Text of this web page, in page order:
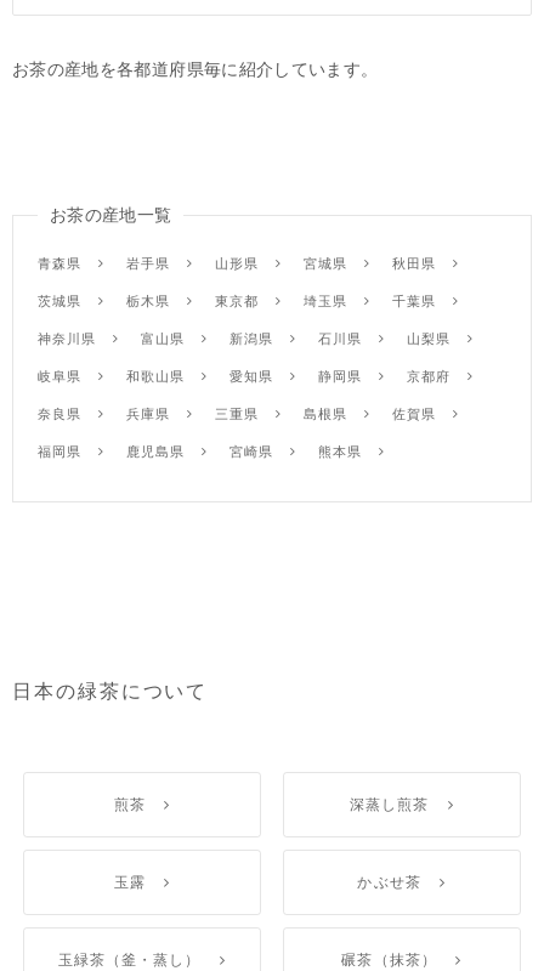
お茶の産地を各都道府県毎に紹介しています。
お茶の産地一覧
青森県 岩手県 山形県 宮城県 秋田県
茨城県 栃木県 東京都 埼玉県 千葉県
神奈川県 富山県 新潟県 石川県 山梨県
岐阜県 和歌山県 愛知県 静岡県 京都府
奈良県 兵庫県 三重県 島根県 佐賀県
福岡県 鹿児島県 宮崎県 熊本県
日本の緑茶について
煎茶 深蒸し煎茶
玉露 かぶせ茶
玉緑茶（釜・蒸し） 碾茶（抹茶）